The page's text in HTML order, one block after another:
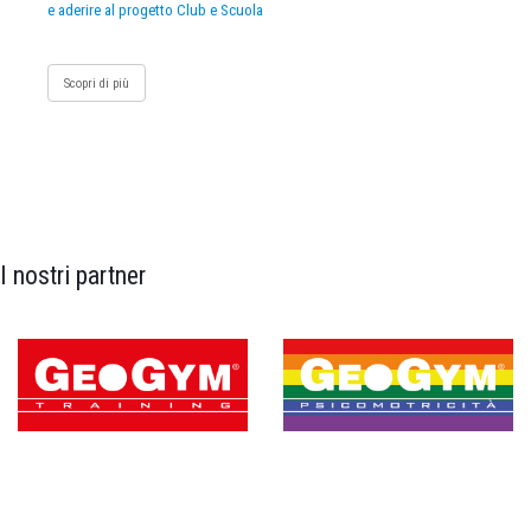
e aderire al progetto Club e Scuola
Scopri di più
I nostri partner